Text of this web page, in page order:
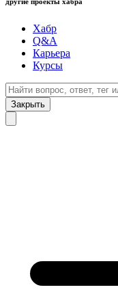
Хабр
Q&A
Карьера
Курсы
Закрыть